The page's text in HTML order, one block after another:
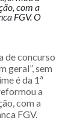
com a
FGV. O
de concurso
geral”, sem
é da 1ª
a
com a
FGV.